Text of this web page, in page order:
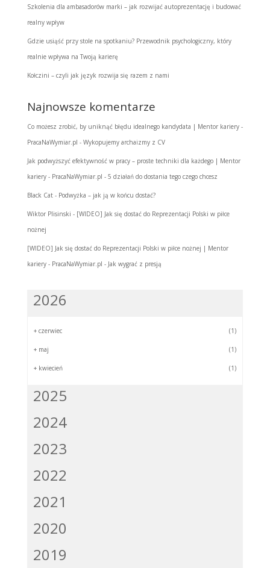
Szkolenia dla ambasadorów marki – jak rozwijać autoprezentację i budować
realny wpływ
Gdzie usiąść przy stole na spotkaniu? Przewodnik psychologiczny, który
realnie wpływa na Twoją karierę
Kołczini – czyli jak język rozwija się razem z nami
Najnowsze komentarze
Co możesz zrobić, by uniknąć błędu idealnego kandydata | Mentor kariery -
PracaNaWymiar.pl - Wykopujemy archaizmy z CV
Jak podwyższyć efektywność w pracy – proste techniki dla każdego | Mentor
kariery - PracaNaWymiar.pl - 5 działań do dostania tego czego chcesz
Black Cat- Podwyżka – jak ją w końcu dostać?
Wiktor Plisinski - [WIDEO] Jak się dostać do Reprezentacji Polski w piłce
nożnej
[WIDEO] Jak się dostać do Reprezentacji Polski w piłce nożnej | Mentor
kariery - PracaNaWymiar.pl - Jak wygrać z presją
2026
+ czerwiec (1)
+ maj (1)
+ kwiecień (1)
2025
2024
2023
2022
2021
2020
2019